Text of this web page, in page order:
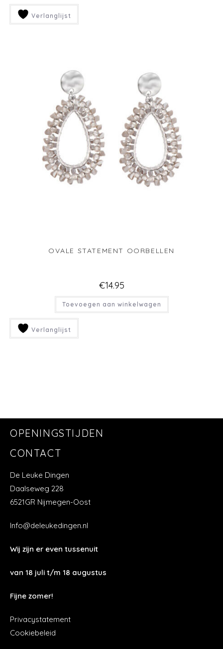
Verlanglijst
OVALE STATEMENT OORBELLEN
€14.95
Toevoegen aan winkelwagen
Verlanglijst
OPENINGSTIJDEN
CONTACT
De Leuke Dingen
Daalseweg 228
6521GR Nijmegen-Oost
Info@deleukedingen.nl
Wij zijn er even tussenuit
van 18 juli t/m 18 augustus
Fijne zomer!
Privacystatement
Cookiebeleid
SIGN UP TO STAY UP TO
Ontvang wekelijks nieuws met
een dosis nieuwe items in je
inbox